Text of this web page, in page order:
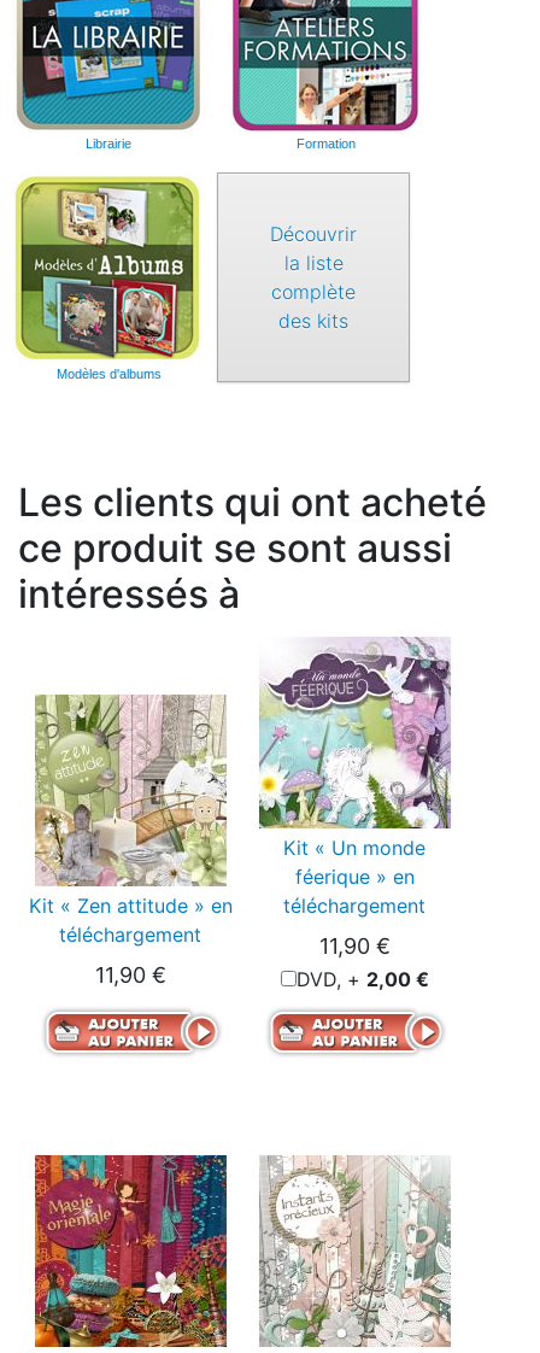
Librairie Formation
Modèles d'albums
Découvrir
la liste
complète
des kits
Les clients qui ont acheté
ce produit se sont aussi
intéressés à
Kit « Zen attitude » en
téléchargement
11,90 €
Kit « Un monde
féerique » en
téléchargement
11,90 €
DVD, + 2,00 €